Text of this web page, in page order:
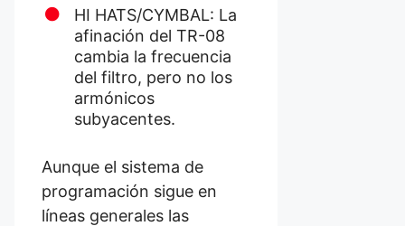
HI HATS/CYMBAL: La
afinación del TR-08
cambia la frecuencia
del filtro, pero no los
armónicos
subyacentes.
Aunque el sistema de
programación sigue en
líneas generales las